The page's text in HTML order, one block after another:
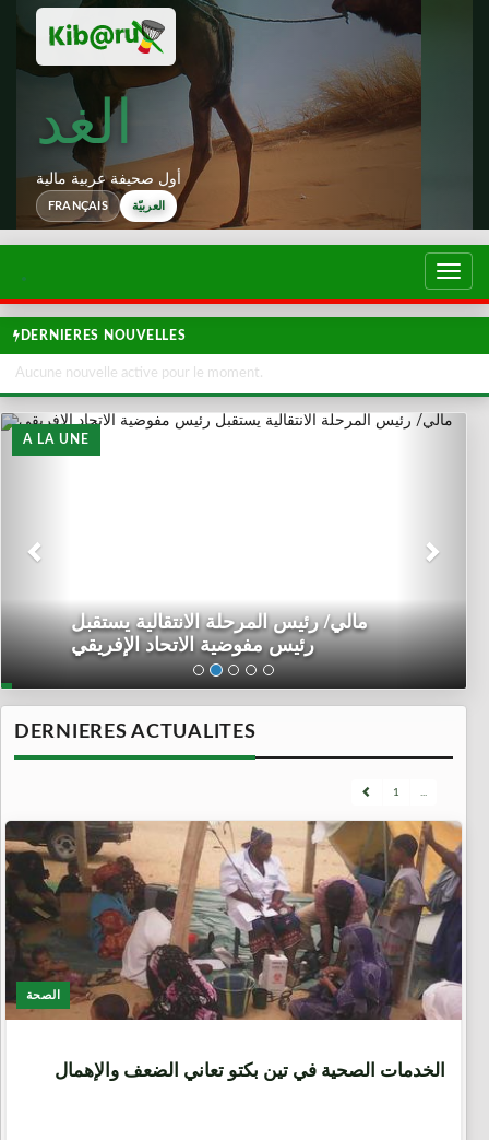
الغد
أول صحيفة عربية مالية
FRANÇAIS العربيّة
تبديل
DERNIERES NOUVELLES
Aucune nouvelle active pour le moment.
A LA UNE
مالي/ رئيس المرحلة الانتقالية يستقبل
رئيس مفوضية الاتحاد الإفريقي
DERNIERES ACTUALITES
1 ...
الصحة
الخدمات الصحية في تين بكتو تعاني الضعف والإهمال